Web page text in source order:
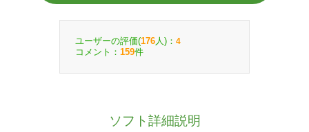
ユーザーの評価(176 人)： 4
コメント： 159件
ソフト詳細説明